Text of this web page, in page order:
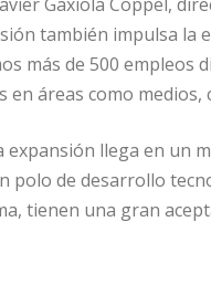
también impulsa la
más de 500 empleos
áreas como
expansión llega en un
polo de desarrollo
tienen una gran